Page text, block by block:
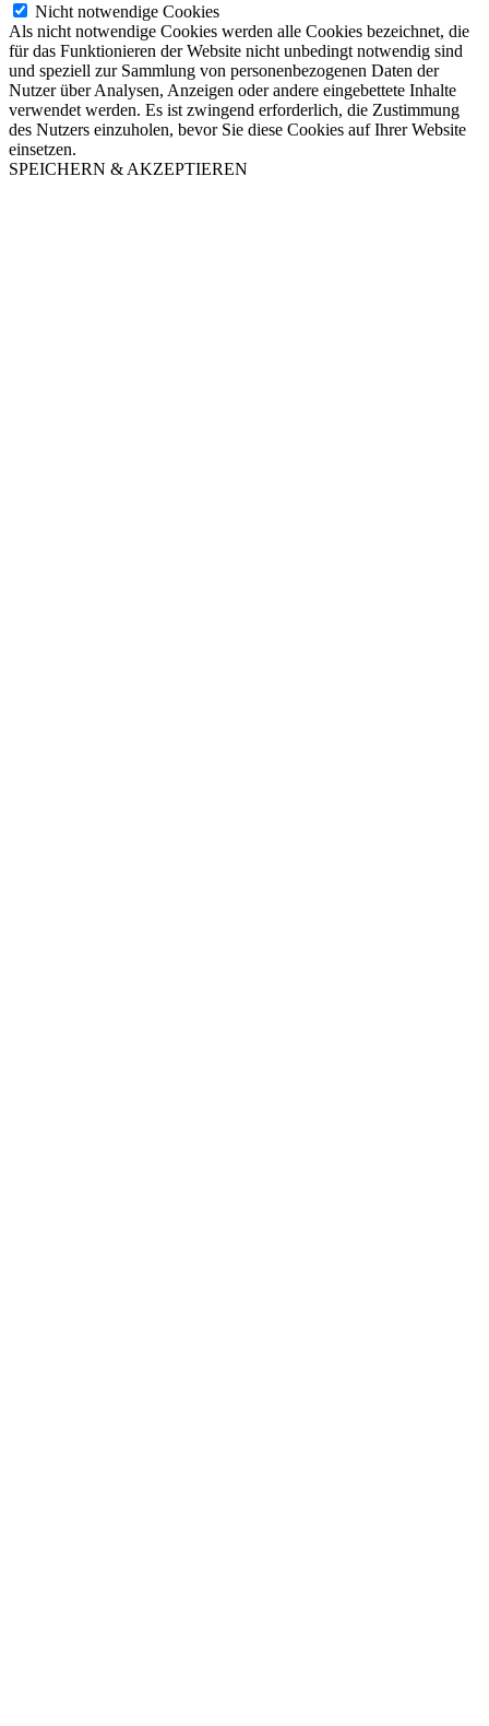
Nicht notwendige Cookies
Als nicht notwendige Cookies werden alle Cookies bezeichnet, die
für das Funktionieren der Website nicht unbedingt notwendig sind
und speziell zur Sammlung von personenbezogenen Daten der
Nutzer über Analysen, Anzeigen oder andere eingebettete Inhalte
verwendet werden. Es ist zwingend erforderlich, die Zustimmung
des Nutzers einzuholen, bevor Sie diese Cookies auf Ihrer Website
einsetzen.
SPEICHERN & AKZEPTIEREN